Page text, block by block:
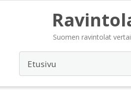
Suomen ravintolat